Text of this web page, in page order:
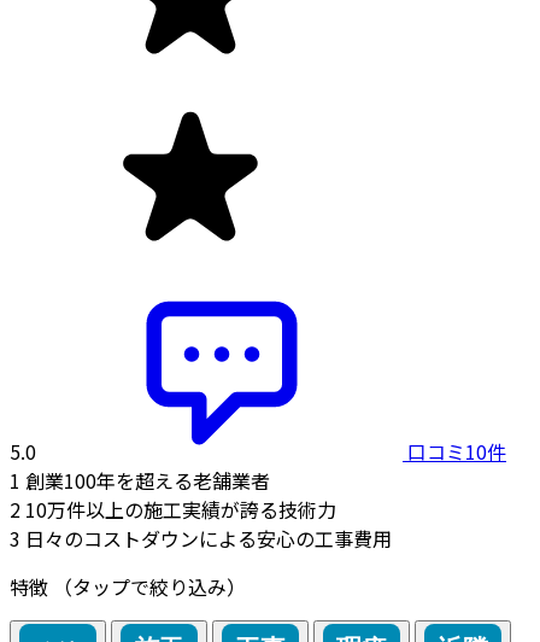
5.0
口コミ10件
1 創業100年を超える老舗業者
2 10万件以上の施工実績が誇る技術力
3 日々のコストダウンによる安心の工事費用
特徴
（タップで絞り込み）